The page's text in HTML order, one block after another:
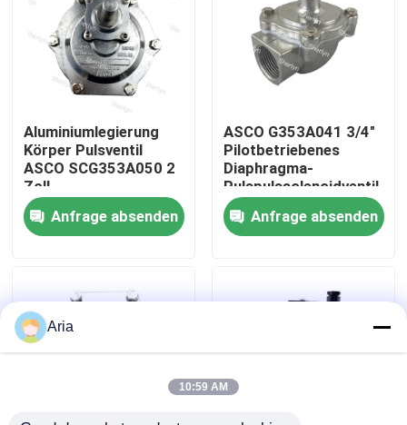
Videos
Über uns
Werksbesichtigung
Qualitätskontrolle
Neuigkeiten
Bitte um ein Angebot
Aluminiumlegierung
Körper Pulsventil
ASCO SCG353A050 2
Zoll
Schnellreaktionsdiaphragma
DesignAnfrage absenden
ASCO G353A041 3/4"
Pilotbetriebenes
Diaphragma-
Pulspulssolenoidventil
für Staubsammler
Anfrage absenden
Aria
10:59 AM